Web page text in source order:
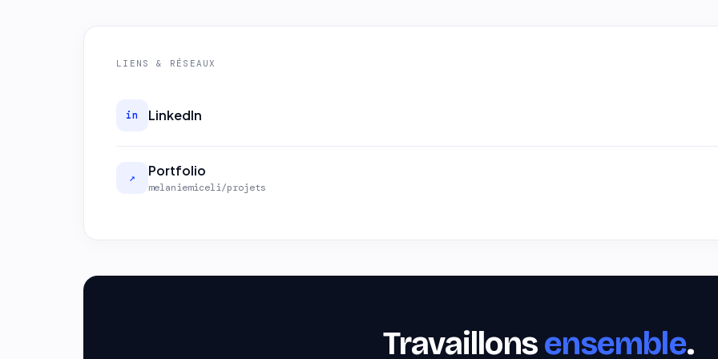
LIENS & RÉSEAUX
in LinkedIn
↗ Portfolio
melaniemiceli/projets
Travaillonsensemble.